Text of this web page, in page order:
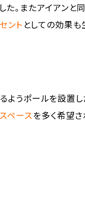
。またアイアンと
ントとしての効果も
ようポールを設置し
ペースを多く希望